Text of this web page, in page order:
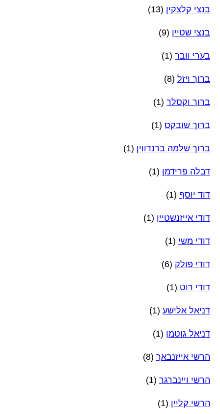
בנצי קלצקין (13)
בנצי שטיין (9)
בערי וובר (1)
ברוך ויזל (8)
ברוך וקסלר (1)
ברוך שובקס (1)
ברוך שלמה ברנדווין (1)
דבלה פרידמן (1)
דוד יוסף (1)
דודי אייזנשטיין (1)
דודי משי (1)
דודי פולק (6)
דודי רוט (1)
דניאל אלישע (1)
דניאל גוטמן (1)
הרשי אייזנבאך (8)
הרשי ויינברגר (1)
הרשי קליין (1)